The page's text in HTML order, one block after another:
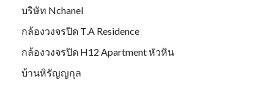
บริษัท Nchanel
กล้องวงจรปิด T.A Residence
กล้องวงจรปิด H12 Apartment หัวหิน
บ้านหิรัญญกุล